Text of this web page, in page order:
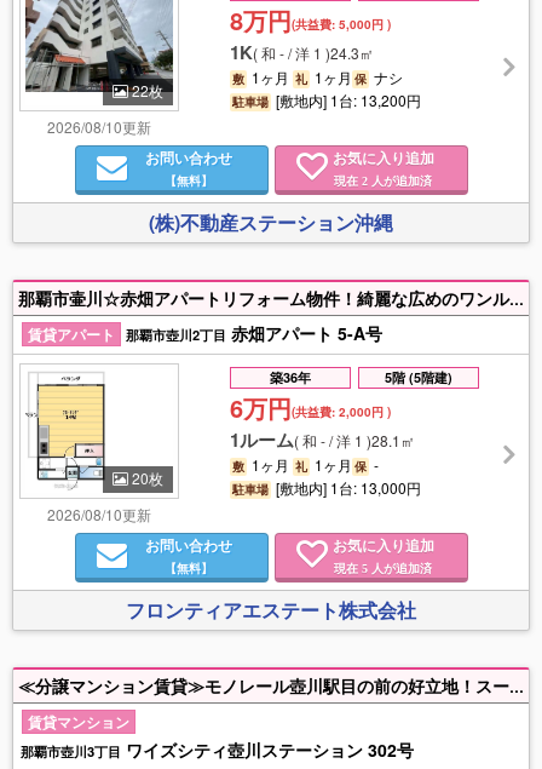
22枚
2026/08/10更新
8万円(共益費:5,000円 )
1K(和 - / 洋 1 )24.3㎡
敷 1ヶ月 礼 1ヶ月保 ナシ
駐車場 [敷地内] 1台: 13,200円
お問い合わせ
【無料】
お気に入り追加
現在 2 人が追加済
(株)不動産ステーション沖縄
那覇市壷川☆赤畑アパートリフォーム物件！綺麗な広めのワンルーム☆角部屋ベランダも広めになっております！エアコン付き、バストイレ別、独立洗面台付☆
賃貸アパート
那覇市壺川2丁目 赤畑アパート 5-A号
20枚
2026/08/10更新
築36年 5階 (5階建)
6万円(共益費:2,000円 )
1ルーム(和 - / 洋 1 )28.1㎡
敷 1ヶ月 礼 1ヶ月保 -
駐車場 [敷地内] 1台: 13,000円
お問い合わせ
【無料】
お気に入り追加
現在 5 人が追加済
フロンティアエステート株式会社
≪分譲マンション賃貸≫モノレール壺川駅目の前の好立地！スーパー、コンビニ、徒歩圏内！移動もお買い物も便利なエリアです！
賃貸マンション
那覇市壺川3丁目 ワイズシティ壺川ステーション 302号